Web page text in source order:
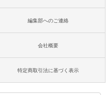
編集部へのご連絡
会社概要
特定商取引法に基づく表示